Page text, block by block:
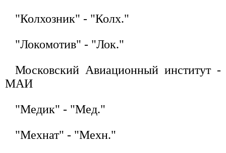
"Колхозник" - "Колх."
"Локомотив" - "Лок."
Московский Авиационный институт -
МАИ
"Медик" - "Мед."
"Мехнат" - "Мехн."